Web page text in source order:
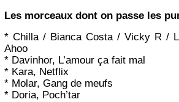
Les morceaux dont on passe les
* Chilla / Bianca Costa / Vicky R /
Ahoo
* Davinhor, L’amour ça fait mal
* Kara, Netflix
* Molar, Gang de meufs
* Doria, Poch’tar